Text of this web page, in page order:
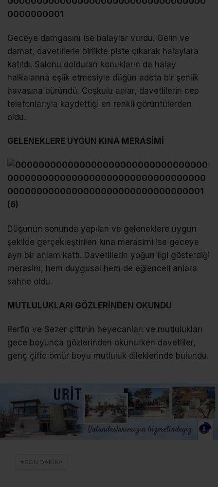
Geceye damgasını ise halaylar vurdu. Gelin ve
damat, davetlilerle birlikte piste çıkarak halaylara
katıldı. Salonu dolduran konukların da halay
halkalarına eşlik etmesiyle düğün adeta bir şenlik
havasına büründü. Coşkulu anlar, davetlilerin cep
telefonlarıyla kaydettiği en renkli görüntülerden
oldu.
GELENEKLERE UYGUN KINA MERASİMİ
Düğünün sonunda yapılan ve geleneklere uygun
şekilde gerçekleştirilen kına merasimi ise geceye
ayrı bir anlam kattı. Davetlilerin yoğun ilgi gösterdiği
merasim, hem duygusal hem de eğlenceli anlara
sahne oldu.
MUTLULUKLARI GÖZLERİNDEN OKUNDU
Berfin ve Sezer çiftinin heyecanları ve mutlulukları
gece boyunca gözlerinden okunurken davetliler,
genç çifte ömür boyu mutluluk dileklerinde bulundu.
SON DAKİKA